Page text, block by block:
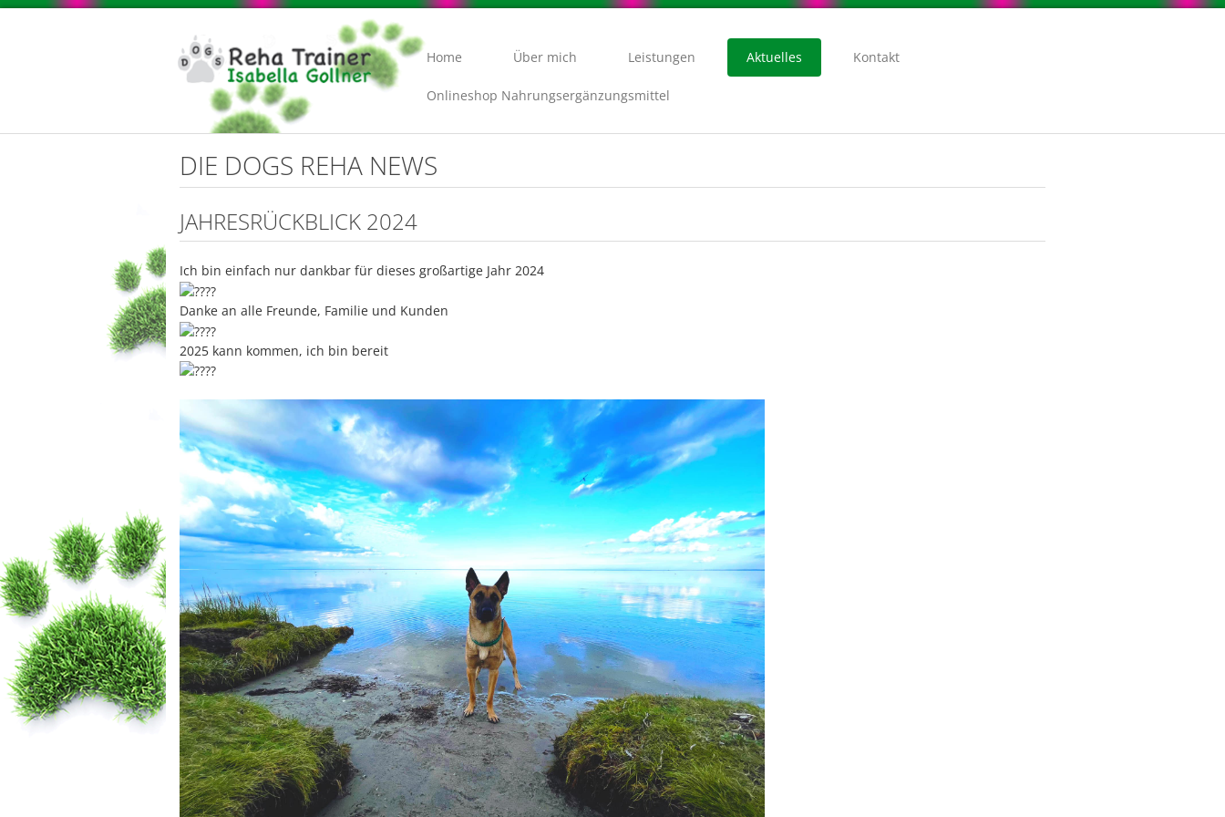
Home Über mich Leistungen Aktuelles Kontakt
Onlineshop Nahrungsergänzungsmittel
DIE DOGS REHA NEWS
JAHRESRÜCKBLICK 2024
Ich bin einfach nur dankbar für dieses großartige Jahr 2024
Danke an alle Freunde, Familie und Kunden
2025 kann kommen, ich bin bereit